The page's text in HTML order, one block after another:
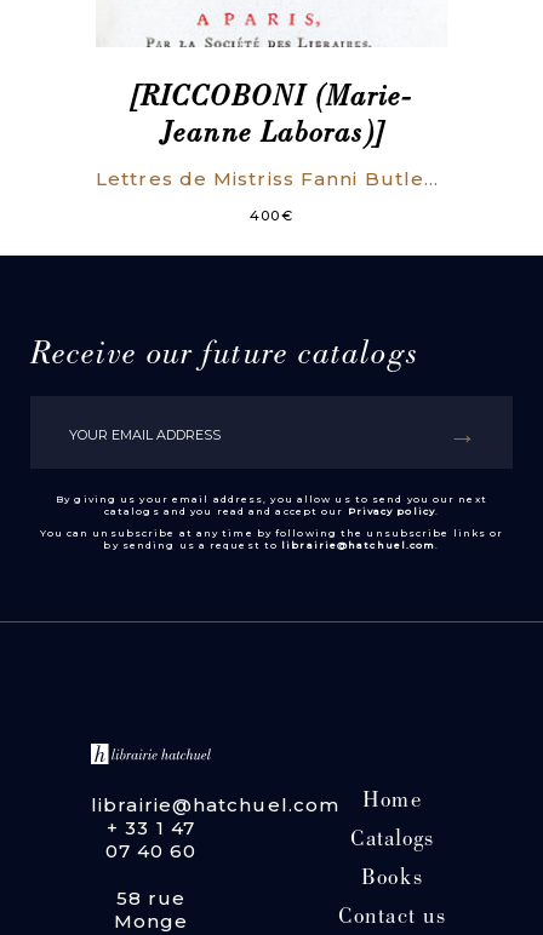
[RICCOBONI (Marie-
Jeanne Laboras)]
Lettres de Mistriss Fanni Butlerd à Milord Charles Alfred de Caitombridge, comte de Plisinte, duc de Raflingth, écrites en 1735, traduites de l’Anglais en 1756 par Adélaïde de Varançai [i.e. M.J. Riccoboni].
400€
Receive our future catalogs
By giving us your email address, you allow us to send you our next
catalogs and you read and accept our Privacy policy.
You can unsubscribe at any time by following the unsubscribe links or
by sending us a request to librairie@hatchuel.com.
librairie@hatchuel.com
+ 33 1 47
07 40 60
58 rue
Monge
Home
Catalogs
Books
Contact us